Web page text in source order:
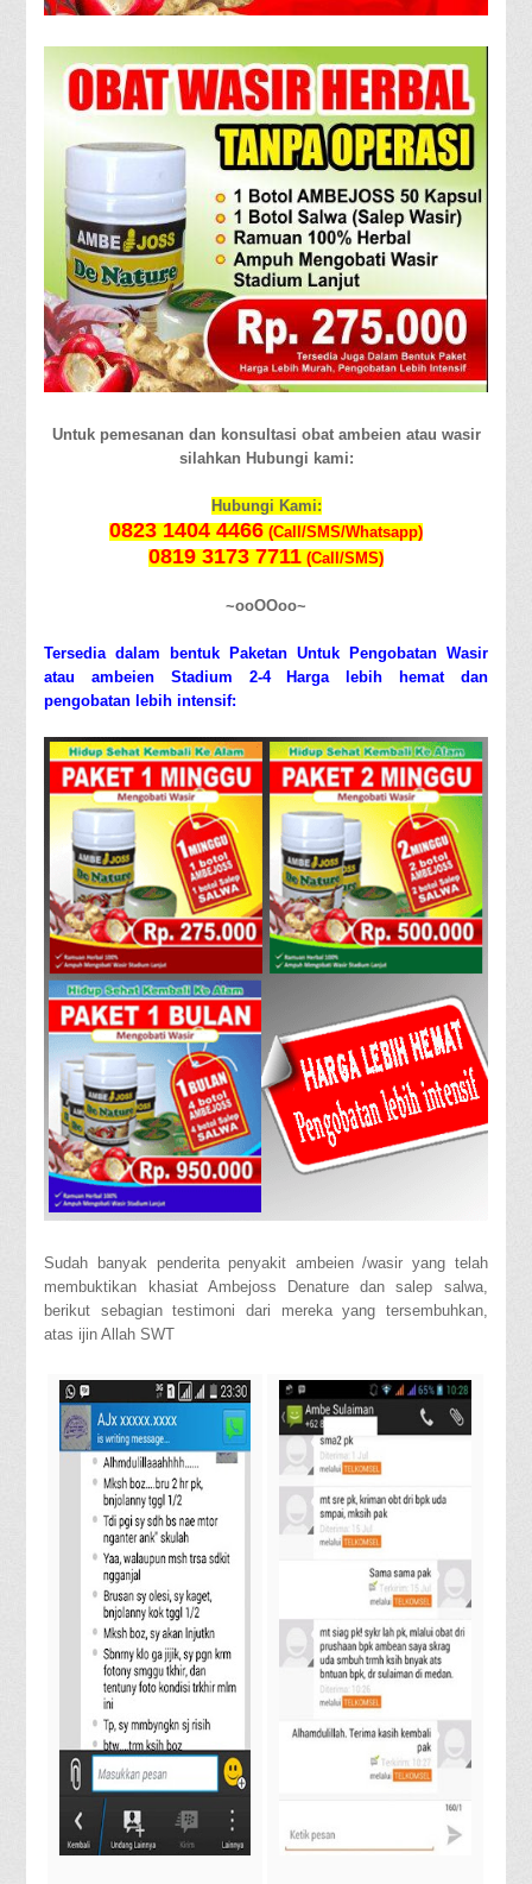
Untuk pemesanan dan konsultasi obat ambeien atau wasir
silahkan Hubungi kami:
Hubungi Kami:
0823 1404 4466 (Call/SMS/Whatsapp)
0819 3173 7711 (Call/SMS)
~ooOOoo~
Tersedia dalam bentuk Paketan Untuk Pengobatan Wasir
atau ambeien Stadium 2-4 Harga lebih hemat dan
pengobatan lebih intensif:
Sudah banyak penderita penyakit ambeien /wasir yang telah
membuktikan khasiat Ambejoss Denature dan salep salwa,
berikut sebagian testimoni dari mereka yang tersembuhkan,
atas ijin Allah SWT